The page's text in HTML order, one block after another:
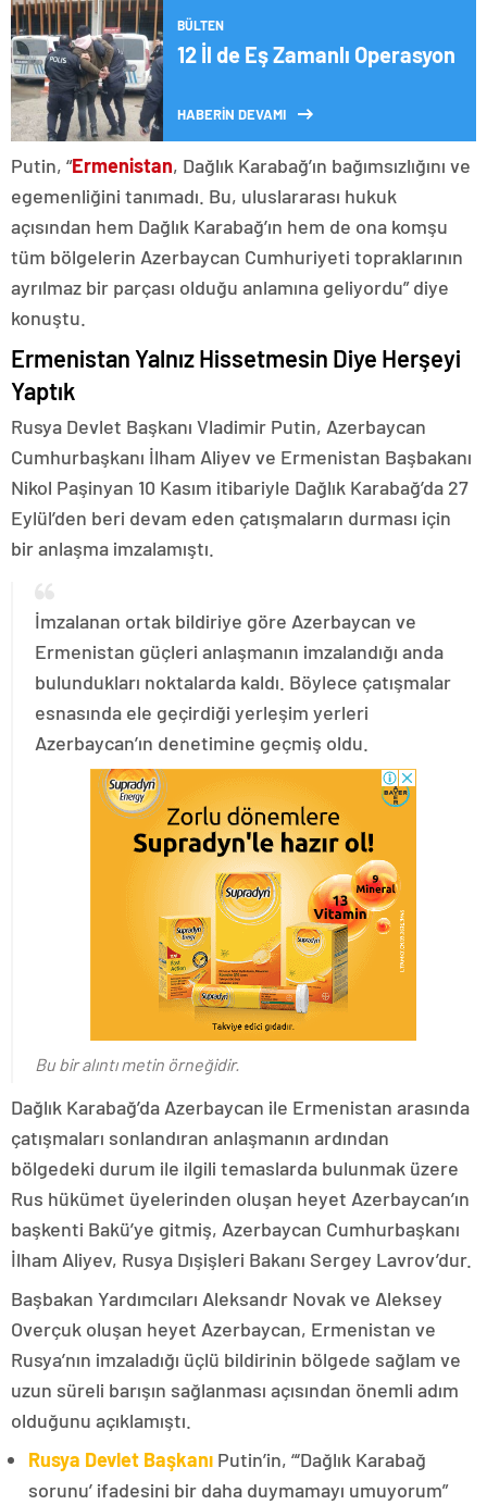
BÜLTEN
12 İl de Eş Zamanlı Operasyon
HABERİN DEVAMI
Putin, “Ermenistan, Dağlık Karabağ’ın bağımsızlığını ve
egemenliğini tanımadı. Bu, uluslararası hukuk
açısından hem Dağlık Karabağ’ın hem de ona komşu
tüm bölgelerin Azerbaycan Cumhuriyeti topraklarının
ayrılmaz bir parçası olduğu anlamına geliyordu” diye
konuştu.
Ermenistan Yalnız Hissetmesin Diye Herşeyi
Yaptık
Rusya Devlet Başkanı Vladimir Putin, Azerbaycan
Cumhurbaşkanı İlham Aliyev ve Ermenistan Başbakanı
Nikol Paşinyan 10 Kasım itibariyle Dağlık Karabağ’da 27
Eylül’den beri devam eden çatışmaların durması için
bir anlaşma imzalamıştı.
İmzalanan ortak bildiriye göre Azerbaycan ve
Ermenistan güçleri anlaşmanın imzalandığı anda
bulundukları noktalarda kaldı. Böylece çatışmalar
esnasında ele geçirdiği yerleşim yerleri
Azerbaycan’ın denetimine geçmiş oldu.
Bu bir alıntı metin örneğidir.
Dağlık Karabağ’da Azerbaycan ile Ermenistan arasında
çatışmaları sonlandıran anlaşmanın ardından
bölgedeki durum ile ilgili temaslarda bulunmak üzere
Rus hükümet üyelerinden oluşan heyet Azerbaycan’ın
başkenti Bakü’ye gitmiş, Azerbaycan Cumhurbaşkanı
İlham Aliyev, Rusya Dışişleri Bakanı Sergey Lavrov’dur.
Başbakan Yardımcıları Aleksandr Novak ve Aleksey
Overçuk oluşan heyet Azerbaycan, Ermenistan ve
Rusya’nın imzaladığı üçlü bildirinin bölgede sağlam ve
uzun süreli barışın sağlanması açısından önemli adım
olduğunu açıklamıştı.
Rusya Devlet Başkanı Putin’in, “‘Dağlık Karabağ
sorunu’ ifadesini bir daha duymamayı umuyorum”